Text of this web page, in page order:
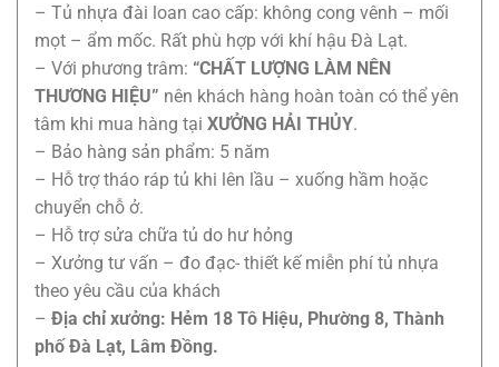
– Tủ nhựa đài loan cao cấp: không cong vênh – mối
mọt – ẩm mốc. Rất phù hợp với khí hậu Đà Lạt.
– Với phương trâm: “CHẤT LƯỢNG LÀM NÊN
THƯƠNG HIỆU” nên khách hàng hoàn toàn có thể yên
tâm khi mua hàng tại XƯỞNG HẢI THỦY.
– Bảo hàng sản phẩm: 5 năm
– Hỗ trợ tháo ráp tủ khi lên lầu – xuống hầm hoặc
chuyển chỗ ở.
– Hỗ trợ sửa chữa tủ do hư hỏng
– Xưởng tư vấn – đo đạc- thiết kế miễn phí tủ nhựa
theo yêu cầu của khách
– Địa chỉ xưởng: Hẻm 18 Tô Hiệu, Phường 8, Thành
phố Đà Lạt, Lâm Đồng.